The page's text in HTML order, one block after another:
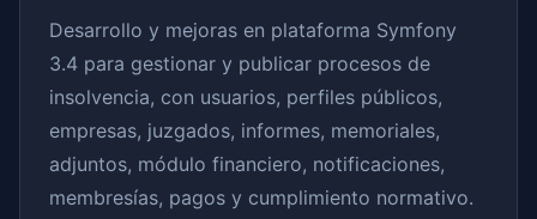
Desarrollo y mejoras en plataforma Symfony
3.4 para gestionar y publicar procesos de
insolvencia, con usuarios, perfiles públicos,
empresas, juzgados, informes, memoriales,
adjuntos, módulo financiero, notificaciones,
membresías, pagos y cumplimiento normativo.